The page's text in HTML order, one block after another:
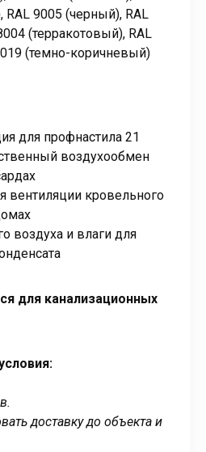
9005 (черный), RAL
(терракотовый), RAL
(темно-коричневый)
для профнастила 21
воздухообмен
вентиляции кровельного
воздуха и влаги для
для канализационных
доставку до объекта и